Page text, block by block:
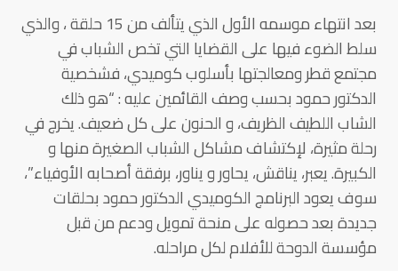
بعد انتهاء موسمه الأول الذي يتألف من 15 حلقة ، والذي
سلط الضوء فيها على القضايا التي تخص الشباب في
مجتمع قطر ومعالجتها بأسلوب كوميدي، فشخصية
الدكتور حمود بحسب وصف القائمين عليه : “هو ذلك
الشاب اللطيف الظريف، و الحنون على كل ضعيف. يخرج في
رحلة مثيرة، لإكتشاف مشاكل الشباب الصغيرة منها و
الكبيرة. يعبر، يناقش، يحاور و يناور، برفقة أصحابه الأوفياء”،
سوف يعود البرنامج الكوميدي الدكتور حمود بحلقات
جديدة بعد حصوله على منحة تمويل ودعم من قبل
مؤسسة الدوحة للأفلام لكل مراحله.